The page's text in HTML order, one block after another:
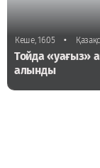
Кеше, 16:05 •
Тойда «уағыз»
алынды